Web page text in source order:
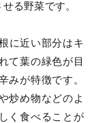
る野菜です。
に近い部分はキ
て葉の緑色が目
みが特徴です。
炒め物などのよ
く食べることが